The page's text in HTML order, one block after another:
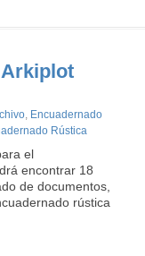
, Encuadernado
Rústica
el
encontrar 18
de documentos,
rústica